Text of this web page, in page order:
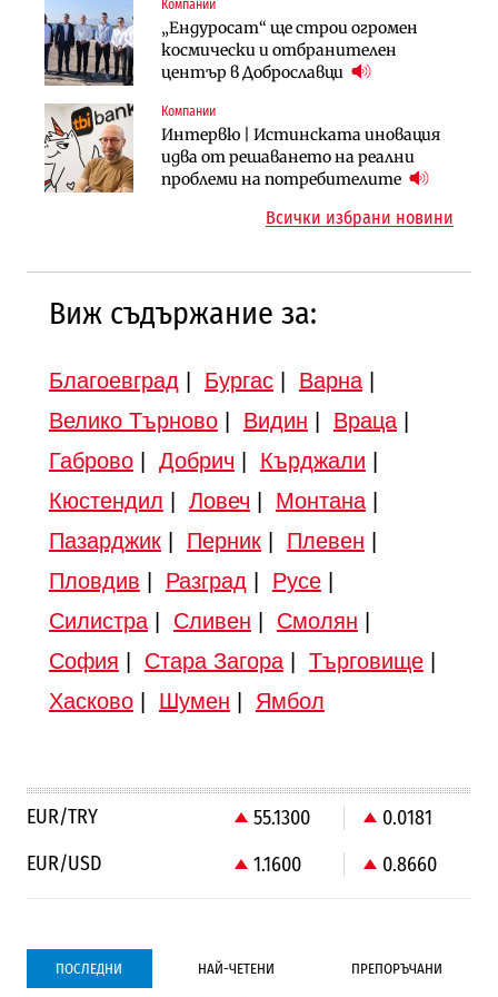
Компании
„Ендуросат“ ще строи огромен
космически и отбранителен
център в Доброславци
Компании
Интервю | Истинската иновация
идва от решаването на реални
проблеми на потребителите
Компании
„Хювефарма“ подписа договор за
придобиване на Euroapi Italy
Инфраструктура
АПИ възложи промяната на
парцеларния план за
Публични финанси
След 20 години застой: Данъчните
оценки на имотите може да бъдат
Инфраструктура
Вторият мост над Варненското
езеро става част от бъдещата
Всички избрани новини
Виж съдържание за:
Благоевград Бургас| Варна|
Велико Търново| Видин Враца|
Габрово| Добрич Кърджали
Кюстендил
Ловеч Монтана|
Пазарджик| Перник| Плевен
Пловдив
Разград Русе|
Силистра| Сливен Смолян
София
Стара Загора| Търговище|
Хасково| Шумен Ямбол
EUR/TRY 55.1300
0.0181
EUR/USD
1.1600 0.8660
ПОСЛЕДНИ НАЙ-ЧЕТЕНИ ПРЕПОРЪЧАНИ